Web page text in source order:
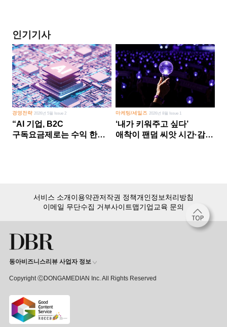
인기기사
경영전략 2026년 5월 Issue 2
“AI 기업, B2C
구독요금제로는 수익 한계
마케팅/세일즈 2026년 8월 Issue 1
‘내가 키워주고 싶다’
애착이 팬덤 씨앗 시간·감정
15,000여 건의 DBR 콘텐츠를
서비스 소개이용약관저작권 정책개인정보처리방침
이메일 무단수집 거부사이트맵기업교육 문의
동아비즈니스리뷰 사업자 정보
Copyright ⒸDONGAMEDIAN Inc. All Rights Reserved